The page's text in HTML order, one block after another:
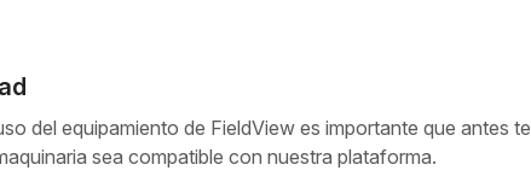
del equipamiento de FieldView es importante que antes te
sea compatible con nuestra plataforma.